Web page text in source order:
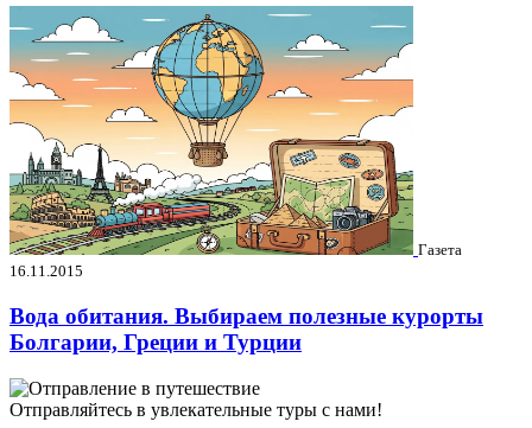
Газета
16.11.2015
Вода обитания. Выбираем полезные курорты
Болгарии, Греции и Турции
Отправляйтесь в увлекательные туры с нами!